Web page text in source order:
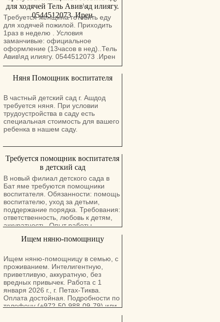
доброта Организация и проведение
образовательной и воспитательной
деятельности с детьми,
обеспечение их безопасности и
благополучия в течение дня,
поддержание порядка и
комфортной атмосферы в группе,
планирование и проведение игр и
организации питания. Детки от 3-6
группы. Хайфа, Нешер, Моцкин
Прямое трудоустройство, без
посредников!
для ходячей Тель Авив\яд илиягу.
0544512073 .Ирен
Требуется женщина готовить еду
для ходячей пожилой. Приходить
1раз в неделю . Условия
заманчивые: официальное
оформление (13часов в нед)..Тель
Авив\яд илиягу. 0544512073 .Ирен
Няня Помощник воспитателя
В частный детский сад г. Ашдод
требуется няня. При условии
трудоустройства в саду есть
специальная стоимость для вашего
ребенка в нашем саду.
Требуется помощник воспитателя
в детский сад
В новый филиал детского сада в
Бат яме требуются помощники
воспитателя. Обязанности: помощь
воспитателю, уход за детьми,
поддержание порядка. Требования:
ответственность, любовь к детям,
аккуратность. Опыт работы
официальное оформление,
коллектив, возможность обучения
за счёт работодателя.
Ищем няню-помощницу
Ищем няню-помощницу в семью, с
проживанием. Интелигентную,
приветливую, аккуратную, без
вредных привычек. Работа с 1
января 2026 г., г. Петах-Тиква.
Оплата достойная. Подробности по
телефону (+972-50-988-09-79) или